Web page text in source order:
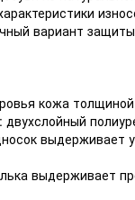
вариант
кожа
выдерживает
выдерживает